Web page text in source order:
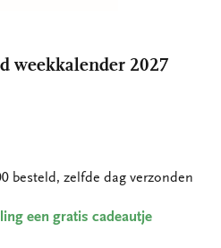
weekkalender 2027
besteld, zelfde dag verzonden
een gratis cadeautje